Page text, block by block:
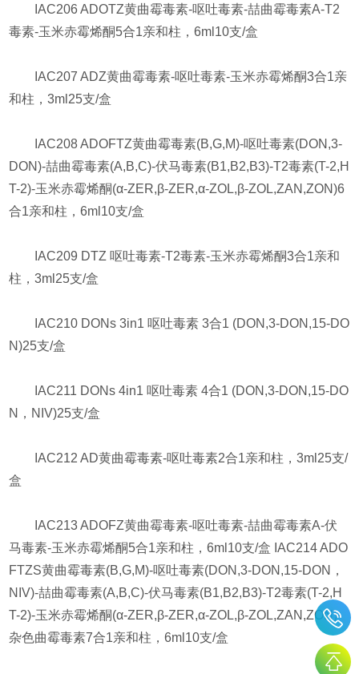
IAC206 ADOTZ黄曲霉毒素-呕吐毒素-喆曲霉毒素A-T2
毒素-玉米赤霉烯酮5合1亲和柱，6ml10支/盒
IAC207 ADZ黄曲霉毒素-呕吐毒素-玉米赤霉烯酮3合1亲
和柱，3ml25支/盒
IAC208 ADOFTZ黄曲霉毒素(B,G,M)-呕吐毒素(DON,3-
DON)-喆曲霉毒素(A,B,C)-伏马毒素(B1,B2,B3)-T2毒素(T-2,H
T-2)-玉米赤霉烯酮(α-ZER,β-ZER,α-ZOL,β-ZOL,ZAN,ZON)6
合1亲和柱，6ml10支/盒
IAC209 DTZ 呕吐毒素-T2毒素-玉米赤霉烯酮3合1亲和
柱，3ml25支/盒
IAC210 DONs 3in1 呕吐毒素 3合1 (DON,3-DON,15-DO
N)25支/盒
IAC211 DONs 4in1 呕吐毒素 4合1 (DON,3-DON,15-DO
N，NIV)25支/盒
IAC212 AD黄曲霉毒素-呕吐毒素2合1亲和柱，3ml25支/
盒
IAC213 ADOFZ黄曲霉毒素-呕吐毒素-喆曲霉毒素A-伏
马毒素-玉米赤霉烯酮5合1亲和柱，6ml10支/盒 IAC214 ADO
FTZS黄曲霉毒素(B,G,M)-呕吐毒素(DON,3-DON,15-DON，
NIV)-喆曲霉毒素(A,B,C)-伏马毒素(B1,B2,B3)-T2毒素(T-2,H
T-2)-玉米赤霉烯酮(α-ZER,β-ZER,α-ZOL,β-ZOL,ZAN,ZON)-
杂色曲霉毒素7合1亲和柱，6ml10支/盒